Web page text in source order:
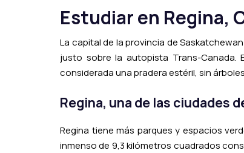
Estudiar en Regina,
La capital de la provincia de
justo sobre la autopista Trans-Canada.
considerada una pradera estéril, sin
Regina, una de las ciudades
Regina tiene más parques y espacios
inmenso de 9,3 kilómetros cuadrados